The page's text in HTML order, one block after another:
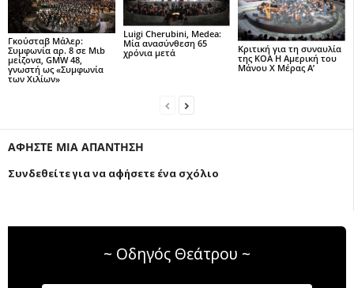
Γκούσταβ Μάλερ:
Συμφωνία αρ. 8 σε Μιb
μείζονα, GMW 48,
γνωστή ως «Συμφωνία
των Χιλίων»
Luigi Cherubini, Medea:
Μία ανασύνθεση 65
χρόνια μετά
Κριτική για τη συναυλία
της ΚΟΑ Η Αμερική του
Μάνου Χ Μέρας Α’
ΑΦΗΣΤΕ ΜΙΑ ΑΠΑΝΤΗΣΗ
Συνδεθείτε για να αφήσετε ένα σχόλιο
~ Οδηγός Θεάτρου ~